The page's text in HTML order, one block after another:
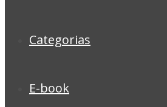
Categorias
E-book